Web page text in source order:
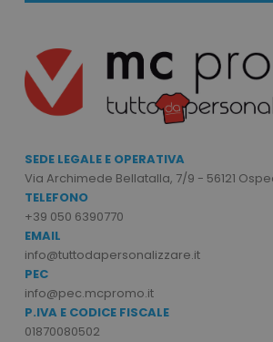
SEDE LEGALE E OPERATIVA
Via Archimede Bellatalla, 7/9 - 56121
TELEFONO
+39 050 6390770
EMAIL
info@tuttodapersonalizzare.it
PEC
info@pec.mcpromo.it
P.IVA E CODICE FISCALE
01870080502
l'accesso dell'utente e la gestione
Il sito web non può essere utilizzato
correttamente senza i cookie
necessari.
utm_campaign